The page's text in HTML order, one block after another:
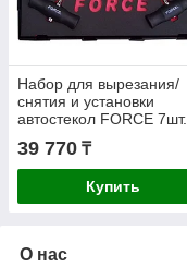
Набор для вырезания/
снятия и установки
автостекол FORCE 7шт.
39 770 ₸
Купить
О нас